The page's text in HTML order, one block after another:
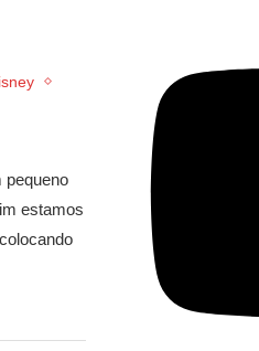
pequeno
estamos